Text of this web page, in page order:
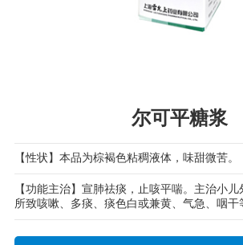
尔可平糖浆
【性状】本品为棕褐色粘稠液体，味甜微苦。
【功能主治】宣肺祛痰，止咳平喘。主治小
所致咳嗽、多痰、痰色白或兼黄、气急、咽干